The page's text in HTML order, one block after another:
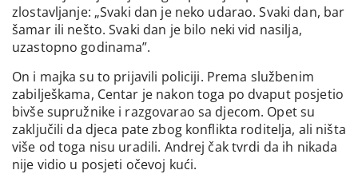
zlostavljanje: „Svaki dan je neko udarao. Svaki dan, bar
šamar ili nešto. Svaki dan je bilo neki vid nasilja,
uzastopno godinama”.
On i majka su to prijavili policiji. Prema službenim
zabilješkama, Centar je nakon toga po dvaput posjetio
bivše supružnike i razgovarao sa djecom. Opet su
zaključili da djeca pate zbog konflikta roditelja, ali ništa
više od toga nisu uradili. Andrej čak tvrdi da ih nikada
nije vidio u posjeti očevoj kući.